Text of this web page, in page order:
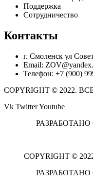
Поддержка
Сотрудничество
Контакты
г. Смоленск ул
Email:
Телефон: +7 (900)
COPYRIGHT © 2022.
Vk TwitterYoutube
РАЗРАБОТАНО
COPYRIGHT ©
РАЗРАБОТАНО